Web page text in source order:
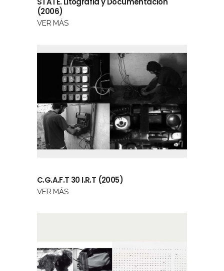
(2006)
VER MÁS
C.G.A.F.T 30 I.R.T (2005)
VER MÁS